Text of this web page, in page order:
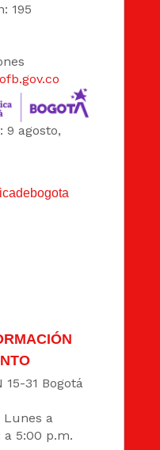
195
9 agosto,
31 Bogotá
Lunes a
a 5:00 p.m.